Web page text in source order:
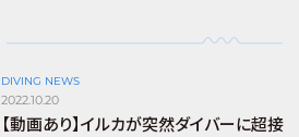
DIVING NEWS
2022.10.20
【動画あり】イルカが突然ダイバーに超接